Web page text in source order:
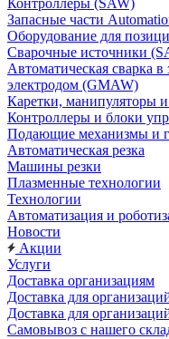
Контроллеры (SAW)
Запасные части
Оборудование для
Сварочные источники
Автоматическая сварка
электродом (GMAW)
Каретки, манипуляторы
Контроллеры и блоки
Подающие механизмы и
Автоматическая резка
Машины резки
Плазменные технологии
Технологии
Автоматизация и
Новости
Акции
Услуги
Доставка организациям
Доставка для
Доставка для
Самовывоз с нашего